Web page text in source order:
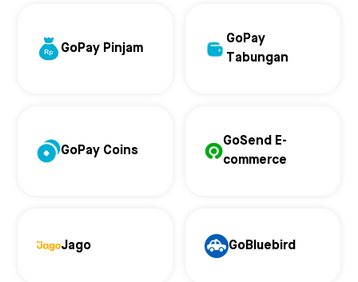
GoPay Pinjam
GoPay
Tabungan
GoPay Coins
GoSend E-
commerce
Jago GoBluebird